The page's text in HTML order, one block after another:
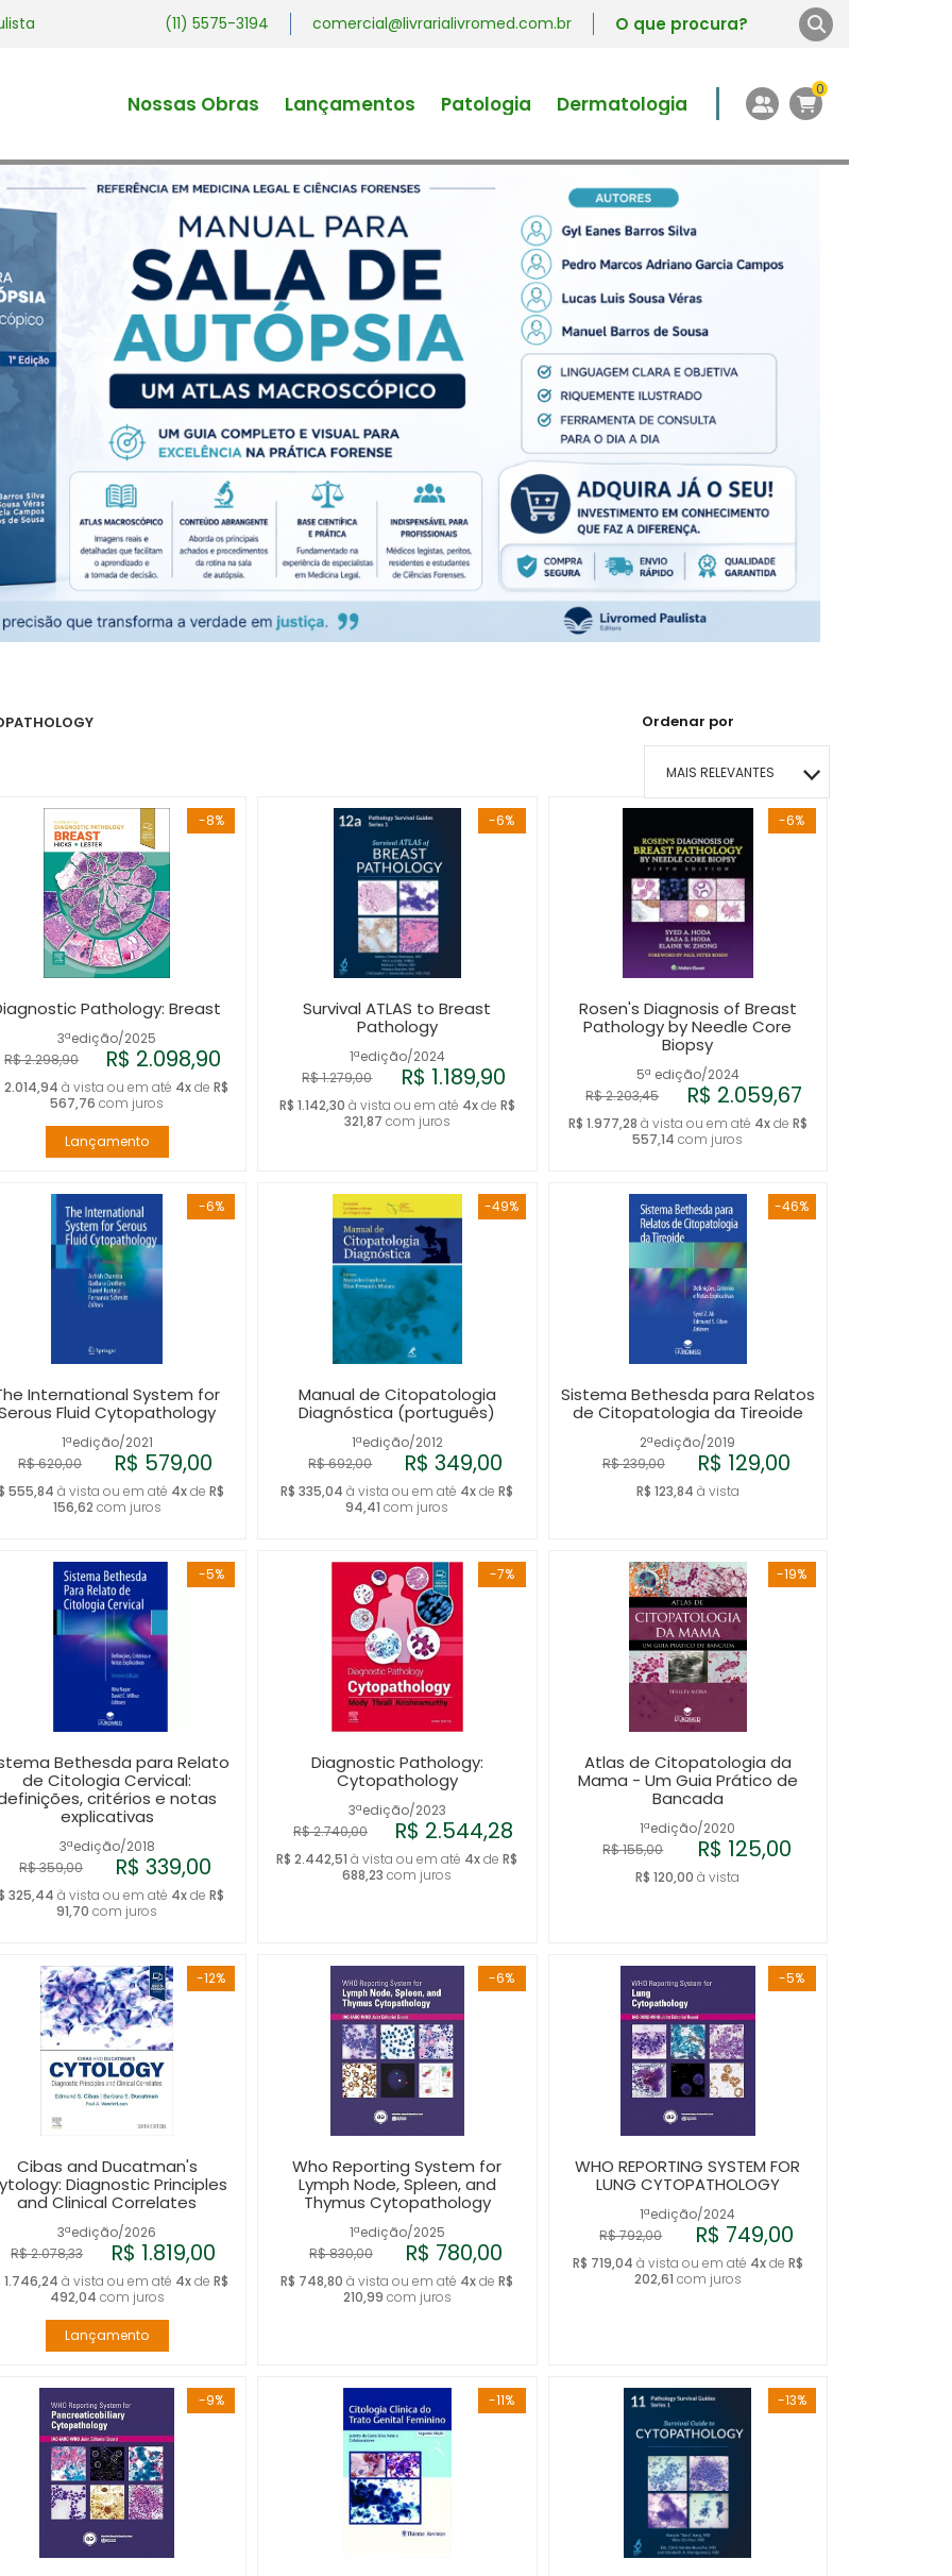
(11) 5575-3194 comercial@livrarialivromed.com.br
Nossas Obras Lançamentos Patologia Dermatologia
0
Ordenar por
MAIS RELEVANTES
MENOR PREÇO
MAIOR PREÇO
-8%
3ªedição/2025
Pathology: Breast
R$ 2.298,90 R$ 2.098,90
2.014,94 à vista ou em até 4xde R$
567,76 com juros
Lançamento
-6%
1ªedição/2024
Survival ATLAS to Breast
Pathology
R$ 1.279,00 R$ 1.189,90
R$ 1.142,30 à vista ou em até 4xde R$
321,87 com juros
-6%
5ª edição/2024
Rosen's Diagnosis of Breast
Pathology by Needle Core
Biopsy
R$ 2.203,45 R$ 2.059,67
R$ 1.977,28 à vista ou em até 4xde R$
557,14 com juros
-6%
1ªedição/2021
International System for
Fluid Cytopathology
R$ 620,00 R$ 579,00
555,84 à vista ou em até 4xde R$
156,62 com juros
-49%
1ªedição/2012
Manual de Citopatologia
Diagnóstica (português)
R$ 692,00 R$ 349,00
R$ 335,04 à vista ou em até 4xdeR$
94,41 com juros
-46%
2ªedição/2019
Sistema Bethesda para Relatos
de Citopatologia da Tireoide
R$ 239,00 R$ 129,00
R$ 123,84 à vista
-5%
3ªedição/2018
Bethesda para Relato
de Citologia Cervical:
critérios e notas
explicativas
R$ 359,00 R$ 339,00
325,44 à vista ou em até 4xde R$
91,70 com juros
-7%
3ªedição/2023
Diagnostic Pathology:
Cytopathology
R$ 2.740,00 R$ 2.544,28
R$ 2.442,51 à vista ou em até 4xdeR$
688,23 com juros
-19%
1ªedição/2020
Atlas de Citopatologia da
Mama - Um Guia Prático de
Bancada
R$ 155,00 R$ 125,00
R$ 120,00 à vista
-12%
3ªedição/2026
Cibas and Ducatman's
Diagnostic Principles
and Clinical Correlates
R$ 2.078,33 R$ 1.819,00
1.746,24 à vista ou em até 4xde R$
492,04 com juros
Lançamento
-6%
1ªedição/2025
Who Reporting System for
Lymph Node, Spleen, and
Thymus Cytopathology
R$ 830,00 R$ 780,00
R$ 748,80 à vista ou em até 4xdeR$
210,99 com juros
-5%
1ªedição/2024
WHO REPORTING SYSTEM FOR
LUNG CYTOPATHOLOGY
R$ 792,00 R$ 749,00
R$ 719,04 à vista ou em até 4xde R$
202,61 com juros
-9% -11% -13%